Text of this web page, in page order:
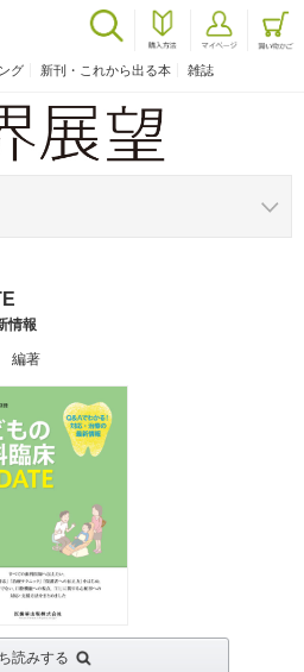
グ 新刊・これから出る本 雑誌
情報
編著
読みする